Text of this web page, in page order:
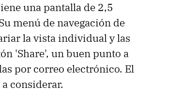
una pantalla de 2,5
menú de navegación de
la vista individual y las
'Share', un buen punto a
por correo electrónico. El
considerar.